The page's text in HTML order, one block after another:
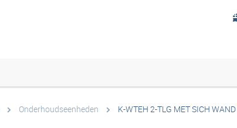
Onderhoudseenheden K-WTEH 2-TLG MET SICH WAND